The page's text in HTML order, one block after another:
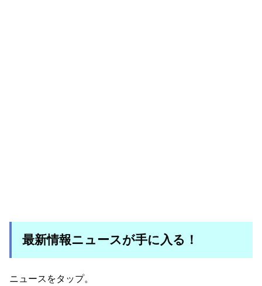
最新情報ニュースが手に入る！
ニュースをタップ。